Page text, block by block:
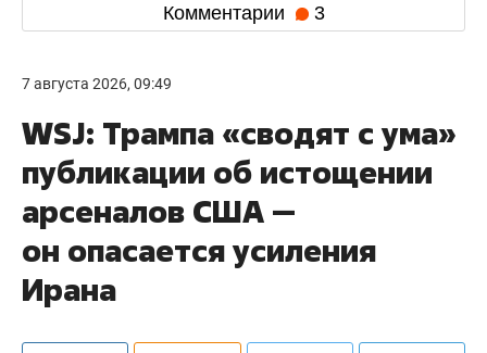
Комментарии 3
7 августа 2026, 09:49
WSJ: Трампа «сводят с ума»
публикации об истощении
арсеналов США —
он опасается усиления
Ирана